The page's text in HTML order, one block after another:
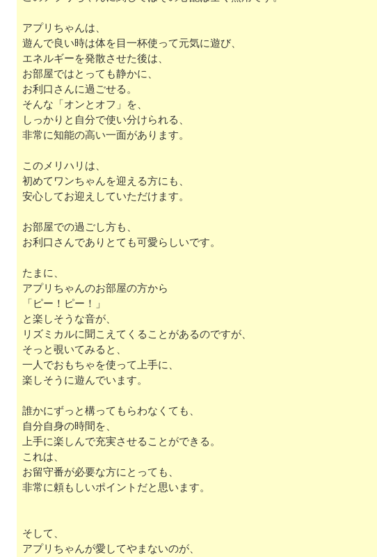
アプリちゃんは、
遊んで良い時は体を目一杯使って元気に遊び、
エネルギーを発散させた後は、
お部屋ではとっても静かに、
お利口さんに過ごせる。
そんな「オンとオフ」を、
しっかりと自分で使い分けられる、
非常に知能の高い一面があります。
このメリハリは、
初めてワンちゃんを迎える方にも、
安心してお迎えしていただけます。
お部屋での過ごし方も、
お利口さんでありとても可愛らしいです。
たまに、
アプリちゃんのお部屋の方から
「ピー！ピー！」
と楽しそうな音が、
リズミカルに聞こえてくることがあるのですが、
そっと覗いてみると、
一人でおもちゃを使って上手に、
楽しそうに遊んでいます。
誰かにずっと構ってもらわなくても、
自分自身の時間を、
上手に楽しんで充実させることができる。
これは、
お留守番が必要な方にとっても、
非常に頼もしいポイントだと思います。
そして、
アプリちゃんが愛してやまないのが、